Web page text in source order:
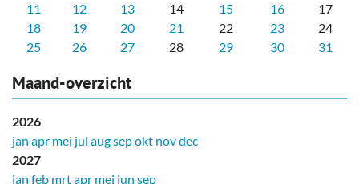
11
12 13 14 15 16
17
18
19 20 21 22 23
24
25
26 27 28 29 30 31
Maand-overzicht
2026
jan apr mei jul augsepokt novdec
2027
jan feb mrtapr mei jun sep